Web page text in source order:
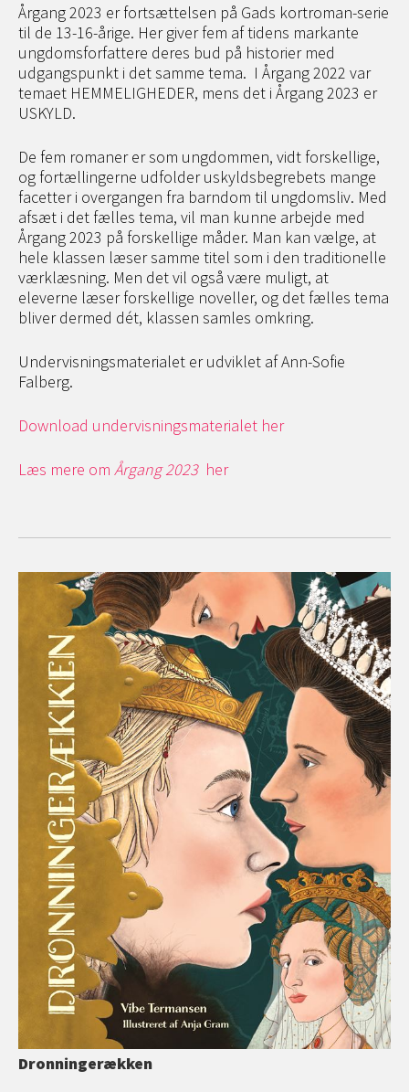
Årgang 2023 er fortsættelsen på Gads kortroman-serie
til de 13-16-årige. Her giver fem af tidens markante
ungdomsforfattere deres bud på historier med
udgangspunkt i det samme tema. I Årgang 2022 var
temaet HEMMELIGHEDER, mens det i Årgang 2023 er
USKYLD.
De fem romaner er som ungdommen, vidt forskellige,
og fortællingerne udfolder uskyldsbegrebets mange
facetter i overgangen fra barndom til ungdomsliv. Med
afsæt i det fælles tema, vil man kunne arbejde med
Årgang 2023 på forskellige måder. Man kan vælge, at
hele klassen læser samme titel som i den traditionelle
værklæsning. Men det vil også være muligt, at
eleverne læser forskellige noveller, og det fælles tema
bliver dermed dét, klassen samles omkring.
Undervisningsmaterialet er udviklet af Ann-Sofie
Falberg.
Download undervisningsmaterialet her
Læs mere om Årgang 2023 her
Dronningerækken